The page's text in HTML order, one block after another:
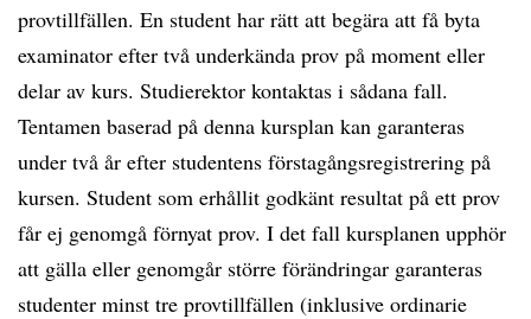
provtillfällen. En student har rätt att begära att få byta
examinator efter två underkända prov på moment eller
delar av kurs. Studierektor kontaktas i sådana fall.
Tentamen baserad på denna kursplan kan garanteras
under två år efter studentens förstagångsregistrering på
kursen. Student som erhållit godkänt resultat på ett prov
får ej genomgå förnyat prov. I det fall kursplanen upphör
att gälla eller genomgår större förändringar garanteras
studenter minst tre provtillfällen (inklusive ordinarie